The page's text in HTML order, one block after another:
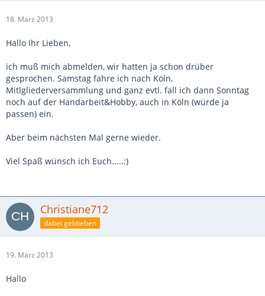
18. März 2013
Hallo Ihr Lieben,
ich muß mich abmelden, wir hatten ja schon drüber
gesprochen. Samstag fahre ich nach Köln,
Mitlgliederversammlung und ganz evtl. fall ich dann Sonntag
noch auf der Handarbeit&Hobby, auch in Köln (würde ja
passen) ein.
Aber beim nächsten Mal gerne wieder.
Viel Spaß wünsch ich Euch.....:)
Christiane712
dabei geblieben
19. März 2013
Hallo